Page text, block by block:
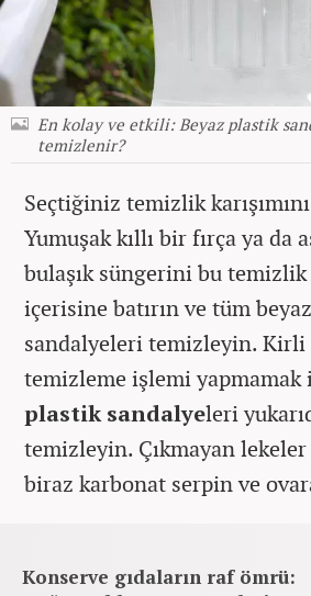
En kolay ve etkili: Beyaz plastik
temizlenir?
Seçtiğiniz temizlik
Yumuşak kıllı bir fırça ya da
bulaşık süngerini bu temizlik
içerisine batırın ve tüm
sandalyeleri temizleyin. Kirli
temizleme işlemi
plastik sandalyeleri
temizleyin. Çıkmayan
biraz karbonat serpin ve
Konserve gıdaların raf ömrü: